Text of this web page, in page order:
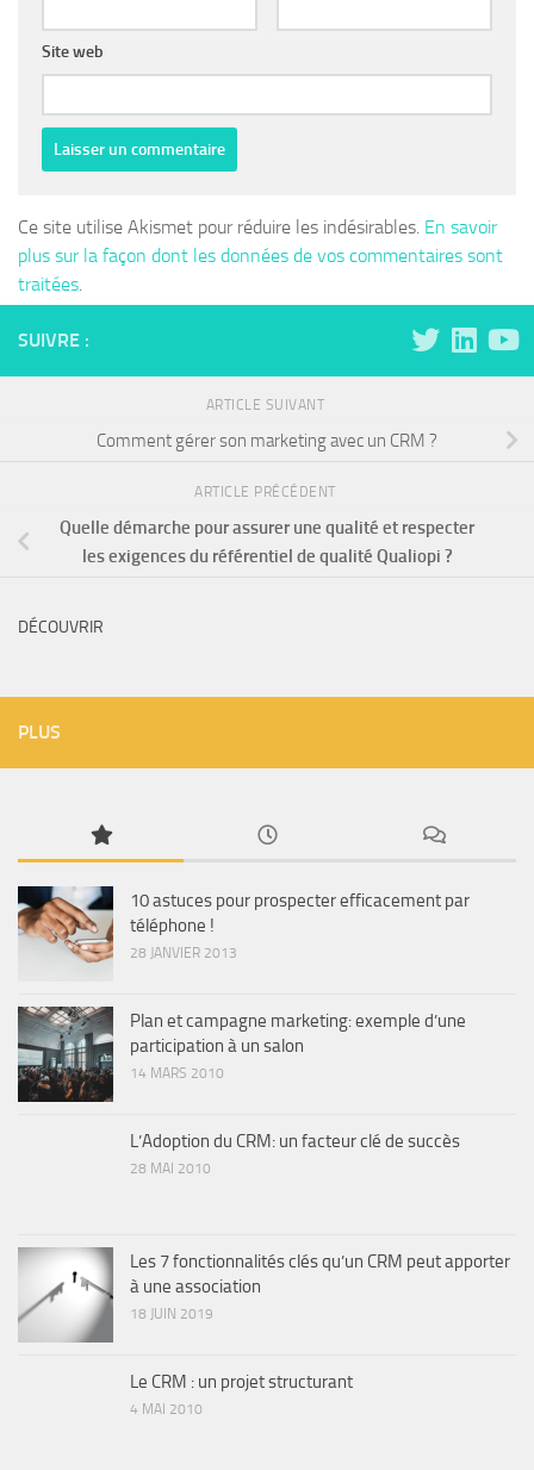
Site web
Ce site utilise Akismet pour réduire les indésirables. En savoir
plus sur la façon dont les données de vos commentaires sont
traitées.
SUIVRE :
ARTICLE SUIVANT
Comment gérer son marketing avec un CRM ?
ARTICLE PRÉCÉDENT
Quelle démarche pour assurer une qualité et respecter
les exigences du référentiel de qualité Qualiopi ?
DÉCOUVRIR
PLUS
10 astuces pour prospecter efficacement par
téléphone !
28 JANVIER 2013
Plan et campagne marketing: exemple d’une
participation à un salon
14 MARS 2010
L’Adoption du CRM: un facteur clé de succès
28 MAI 2010
Les 7 fonctionnalités clés qu’un CRM peut apporter
à une association
18 JUIN 2019
Le CRM : un projet structurant
4 MAI 2010